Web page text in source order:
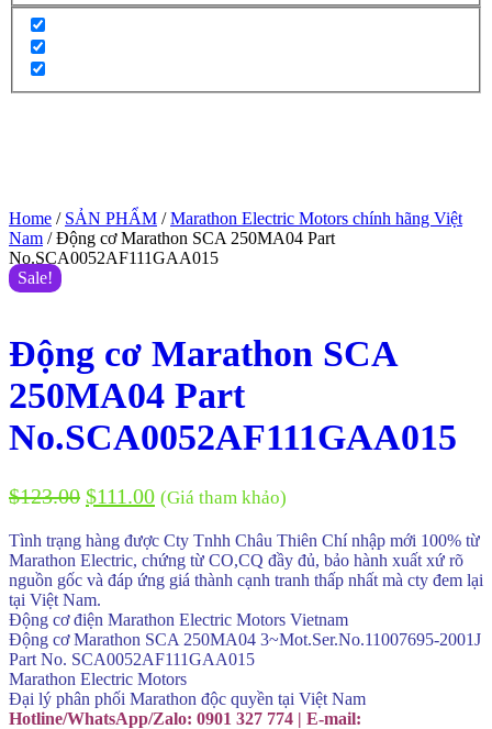
Home / SẢN PHẨM /Marathon Electric Motors chính hãng Việt
Nam / Động cơ Marathon SCA 250MA04 Part
No.SCA0052AF111GAA015
Sale!
Động cơ Marathon SCA
250MA04 Part
No.SCA0052AF111GAA015
$123.00 $111.00 (Giá tham khảo)
Tình trạng hàng được Cty Tnhh Châu Thiên Chí nhập mới 100% từ
Marathon Electric, chứng từ CO,CQ đầy đủ, bảo hành xuất xứ rõ
nguồn gốc và đáp ứng giá thành cạnh tranh thấp nhất mà cty đem lại
tại Việt Nam.
Động cơ điện Marathon Electric Motors Vietnam
Động cơ Marathon SCA 250MA04 3~Mot.Ser.No.11007695-2001J
Part No. SCA0052AF111GAA015
Marathon Electric Motors
Đại lý phân phối Marathon độc quyền tại Việt Nam
Hotline/WhatsApp/Zalo: 0901 327 774 | E-mail: